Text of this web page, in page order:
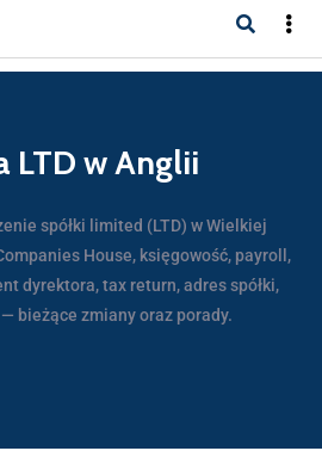
LTD w Anglii
spółki limited (LTD) w Wielkiej
House, księgowość, payroll,
dyrektora, tax return, adres spółki,
bieżące zmiany oraz porady.